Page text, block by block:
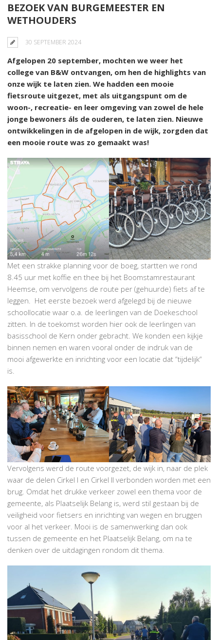
BEZOEK VAN BURGEMEESTER EN
WETHOUDERS
30 SEPTEMBER 2024
Afgelopen 20 september, mochten we weer het
college van B&W ontvangen, om hen de highlights van
onze wijk te laten zien. We hadden een mooie
fietsroute uitgezet, met als uitgangspunt om de
woon-, recreatie- en leer omgeving van zowel de hele
jonge bewoners áls de ouderen, te laten zien. Nieuwe
ontwikkelingen in de afgelopen in de wijk, zorgden dat
een mooie route was zo gemaakt was!
Met een strakke planning voor de boeg, startten we rond
8.45 uur met koffie en thee bij het Boomstamrestaurant
Heemse, om vervolgens de route per (gehuurde) fiets af te
leggen. Het eerste bezoek werd afgelegd bij de nieuwe
schoollocatie waar o.a. de leerlingen van de Doekeschool
zitten. In de toekomst worden hier ook de leerlingen van
basisschool de Kern onder gebracht. We konden een kijkje
binnen nemen en waren vooral onder de indruk van de
mooi afgewerkte en inrichting voor een locatie dat “tijdelijk“
is.
Vervolgens werd de route voorgezet, de wijk in, naar de plek
waar de delen Cirkel I en Cirkel II verbonden worden met een
brug. Omdat het drukke verkeer zowel een thema voor de
gemeente, als Plaatselijk Belang is, werd stil gestaan bij de
veiligheid voor fietsers en inrichting van wegen en bruggen
voor al het verkeer. Mooi is de samenwerking dan ook
tussen de gemeente en het Plaatselijk Belang, om na te
denken over de uitdagingen rondom dit thema.